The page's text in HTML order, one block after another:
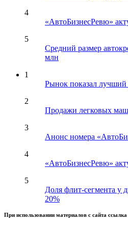
4
«АвтоБизнесРевю»
5
Средний размер
млн
1
Рынок показал лучший
2
Продажи легковых
3
Анонс номера
4
«АвтоБизнесРевю»
5
Доля флит-сегмента у
20%
При использовании материалов с сайта ссылка